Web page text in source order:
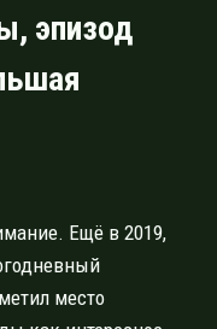
эпизод
Ещё в 2019,
место